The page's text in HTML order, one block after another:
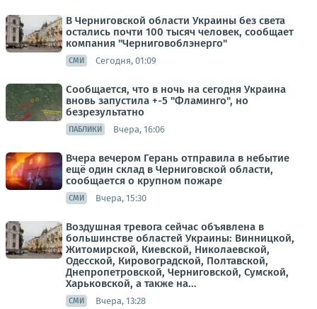
В Черниговской области Украины без света
остались почти 100 тысяч человек, сообщает
компания "Черниговоблэнерго"
СМИ Сегодня, 01:09
Сообщается, что в ночь на сегодня Украина
вновь запустила +-5 "Фламинго", но
безрезультатно
ПАБЛИКИ Вчера, 16:06
Вчера вечером Герань отправила в небытие
ещё один склад в Черниговской области,
сообщается о крупном пожаре
СМИ Вчера, 15:30
Воздушная тревога сейчас объявлена в
большинстве областей Украины: Винницкой,
Житомирской, Киевской, Николаевской,
Одесской, Кировоградской, Полтавской,
Днепропетровской, Черниговской, Сумской,
Харьковской, а также на...
СМИ Вчера, 13:28